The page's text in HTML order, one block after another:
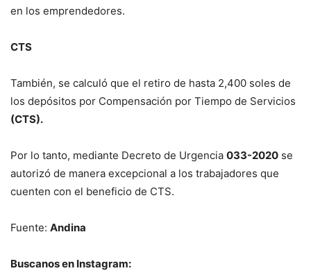
en los emprendedores.
CTS
También, se calculó que el retiro de hasta 2,400 soles de
los depósitos por Compensación por Tiempo de Servicios
(CTS).
Por lo tanto, mediante Decreto de Urgencia 033-2020 se
autorizó de manera excepcional a los trabajadores que
cuenten con el beneficio de CTS.
Fuente: Andina
Buscanos en Instagram: